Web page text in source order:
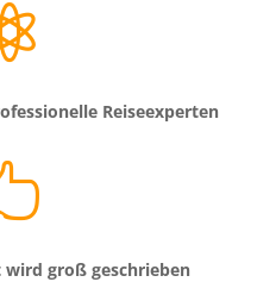
Reiseexperten
groß geschrieben